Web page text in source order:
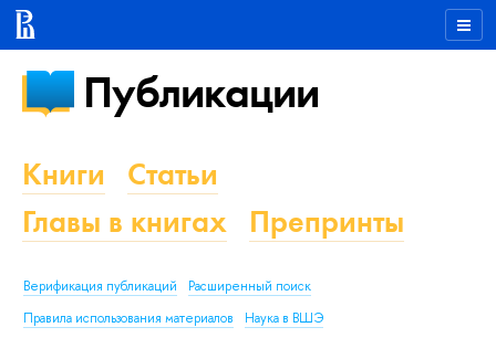
Публикации
Книги
Статьи
Главы в книгах
Препринты
Верификация публикаций
Расширенный поиск
Правила использования материалов
Наука в ВШЭ